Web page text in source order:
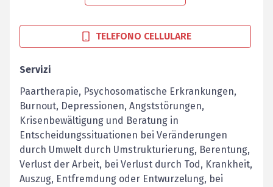
TELEFONO CELLULARE
Servizi
Paartherapie, Psychosomatische Erkrankungen,
Burnout, Depressionen, Angststörungen,
Krisenbewältigung und Beratung in
Entscheidungssituationen bei Veränderungen
durch Umwelt durch Umstrukturierung, Berentung,
Verlust der Arbeit, bei Verlust durch Tod, Krankheit,
Auszug, Entfremdung oder Entwurzelung, bei